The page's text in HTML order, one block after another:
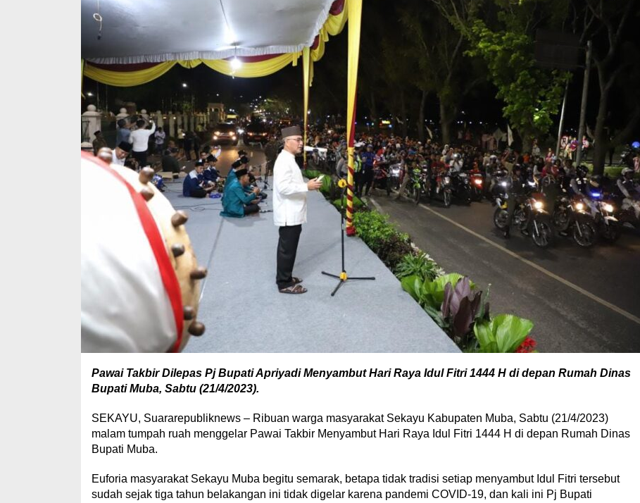
Pawai Takbir Dilepas Pj Bupati Apriyadi Menyambut Hari Raya Idul Fitri 1444 H di depan Rumah Dinas
Bupati Muba, Sabtu (21/4/2023).
SEKAYU, Suararepubliknews – Ribuan warga masyarakat Sekayu Kabupaten Muba, Sabtu (21/4/2023)
malam tumpah ruah menggelar Pawai Takbir Menyambut Hari Raya Idul Fitri 1444 H di depan Rumah Dinas
Bupati Muba.
Euforia masyarakat Sekayu Muba begitu semarak, betapa tidak tradisi setiap menyambut Idul Fitri tersebut
sudah sejak tiga tahun belakangan ini tidak digelar karena pandemi COVID-19, dan kali ini Pj Bupati